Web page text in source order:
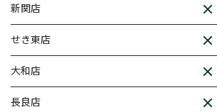
新関店
せき東店
大和店
長良店